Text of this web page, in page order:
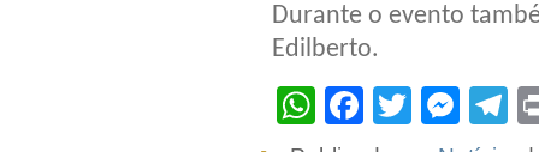
Durante o evento
Edilberto.
WhatsApp
Facebook
Twitter